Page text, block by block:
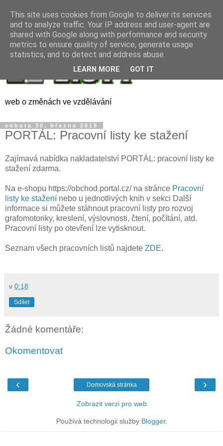
web o změnách ve vzdělávání
sobota 30. března 2019
PORTÁL: Pracovní listy ke stažení
Zajímavá nabídka nakladatelství PORTÁL: pracovní listy ke
stažení zdarma.
Na e-shopu https://obchod.portal.cz/ na stránce Pracovní
listy ke stažení nebo u jednotlivých knih v sekci Další
informace si můžete stáhnout pracovní listy pro rozvoj
grafomotoriky, kreslení, výslovnosti, čtení, počítání, atd.
Pracovní listy po otevření lze vytisknout.
Seznam všech pracovních listů najdete ZDE.
v 0:18
Sdílet
Žádné komentáře:
Okomentovat
‹ ›
Domovská stránka
Zobrazit verzi pro web
Používá technologii služby Blogger.
This site uses cookies from Google to deliver its services
and to analyze traffic. Your IP address and user-agent are
shared with Google along with performance and security
metrics to ensure quality of service, generate usage
statistics, and to detect and address abuse.
LEARN MORE GOT IT